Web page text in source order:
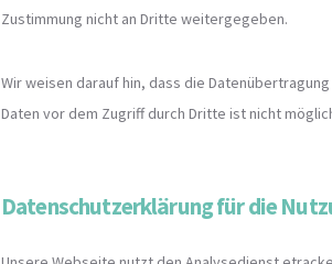
Zustimmung nicht an Dritte weitergegeben.
Wir weisen darauf hin, dass die
Daten vor dem Zugriff durch Dritte ist nicht
Datenschutzerklärung für die